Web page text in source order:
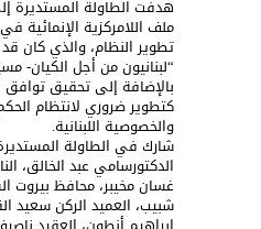
هدفت الطاولة المستديرة
ملف اللامركزية الإنمائية
تطوير النظام، والذي كان
“لبنانيون من أجل الكيان-
بالإضافة إلى تحقيق توافق
كتطوير ضروري لانتظام
والخصوصية اللبنانية.
شارك في الطاولة
الدكتورسامي عبد الخالق،
غسان مخيبر، محافظ بيروت
شبيب، العميد الركن سعيد